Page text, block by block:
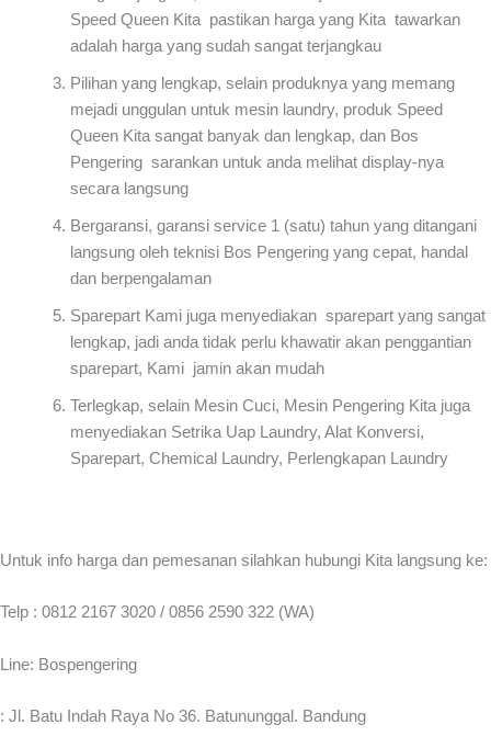
Speed Queen Kita pastikan harga yang Kita tawarkan
adalah harga yang sudah sangat terjangkau
Pilihan yang lengkap, selain produknya yang memang
mejadi unggulan untuk mesin laundry, produk Speed
Queen Kita sangat banyak dan lengkap, dan Bos
Pengering sarankan untuk anda melihat display-nya
secara langsung
Bergaransi, garansi service 1 (satu) tahun yang ditangani
langsung oleh teknisi Bos Pengering yang cepat, handal
dan berpengalaman
Sparepart Kami juga menyediakan sparepart yang sangat
lengkap, jadi anda tidak perlu khawatir akan penggantian
sparepart, Kami jamin akan mudah
Terlegkap, selain Mesin Cuci, Mesin Pengering Kita juga
menyediakan Setrika Uap Laundry, Alat Konversi,
Sparepart, Chemical Laundry, Perlengkapan Laundry
Untuk info harga dan pemesanan silahkan hubungi Kita langsung ke:
Telp : 0812 2167 3020 / 0856 2590 322 (WA)
Line: Bospengering
: Jl. Batu Indah Raya No 36. Batununggal. Bandung